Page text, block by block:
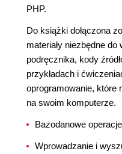
PHP.
Do książki dołączona
materiały niezbędne
podręcznika, kody
przykładach i
oprogramowanie, które
na swoim komputerze.
Bazodanowe
Wprowadzanie i